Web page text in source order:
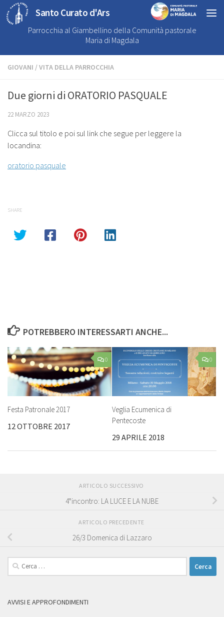
Santo Curato d'Ars
Parrocchia al Giambellino della Comunità pastorale
Maria di Magdala
GIOVANI /VITA DELLA PARROCCHIA
Due giorni di ORATORIO PASQUALE
22 MARZO 2023
Clicca sul titolo e poi sul link che segue per leggere la
locandina:
oratorio pasquale
SHARE
POTREBBERO INTERESSARTI ANCHE...
0
Festa Patronale 2017
12 OTTOBRE 2017
0
Veglia Ecumenica di
Pentecoste
29 APRILE 2018
ARTICOLO SUCCESSIVO
4°incontro: LA LUCE E LA NUBE
ARTICOLO PRECEDENTE
26/3 Domenica di Lazzaro
Ricerca
per:
AVVISI E APPROFONDIMENTI